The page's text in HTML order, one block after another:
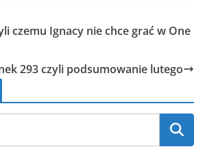
czemu Ignacy nie chce grać w One
293 czyli podsumowanie lutego